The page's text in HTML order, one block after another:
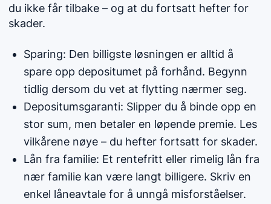
du ikke får tilbake – og at du fortsatt hefter for
skader.
Sparing: Den billigste løsningen er alltid å
spare opp depositumet på forhånd. Begynn
tidlig dersom du vet at flytting nærmer seg.
Depositumsgaranti: Slipper du å binde opp en
stor sum, men betaler en løpende premie. Les
vilkårene nøye – du hefter fortsatt for skader.
Lån fra familie: Et rentefritt eller rimelig lån fra
nær familie kan være langt billigere. Skriv en
enkel låneavtale for å unngå misforståelser.